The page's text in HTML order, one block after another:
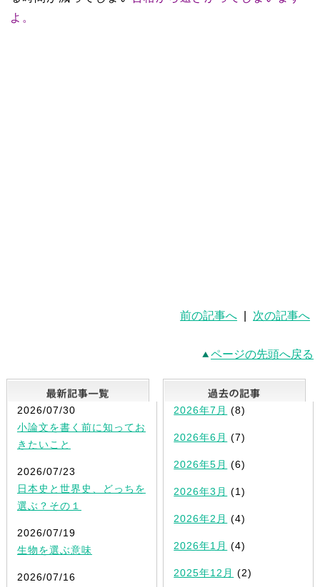
よ。
前の記事へ 次の記事へ
ページの先頭へ戻る
最新記事一覧
2026/07/30
小論文を書く前に知ってお
きたいこと
2026/07/23
日本史と世界史、どっちを
選ぶ？その１
2026/07/19
生物を選ぶ意味
2026/07/16
2026年7月 (8)
2026年6月 (7)
2026年5月 (6)
2026年3月 (1)
2026年2月 (4)
2026年1月 (4)
2025年12月 (2)